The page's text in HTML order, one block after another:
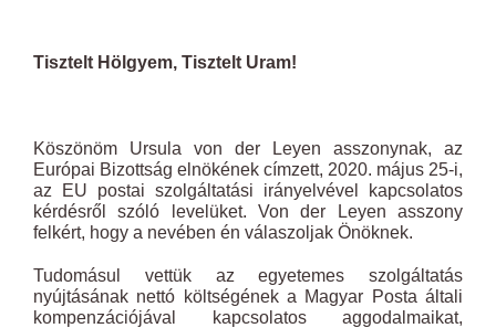
Tisztelt Hölgyem, Tisztelt Uram!
Köszönöm Ursula von der Leyen asszonynak, az
Európai Bizottság elnökének címzett, 2020. május 25-i,
az EU postai szolgáltatási irányelvével kapcsolatos
kérdésről szóló levelüket. Von der Leyen asszony
felkért, hogy a nevében én válaszoljak Önöknek.
Tudomásul vettük az egyetemes szolgáltatás
nyújtásának nettó költségének a Magyar Posta általi
kompenzációjával kapcsolatos aggodalmaikat,